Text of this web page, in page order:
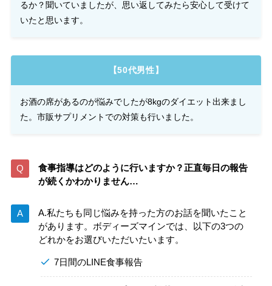
るか？聞いていましたが、思い返してみたら安心して受けて
いたと思います。
【50代男性】
お酒の席があるのが悩みでしたが8kgのダイエット出来まし
た。市販サプリメントでの対策も行いました。
食事指導はどのように行いますか？正直毎日の報告
が続くかわかりません…
A.私たちも同じ悩みを持った方のお話を聞いたこと
があります。ボディーズマインでは、以下の3つの
どれかをお選びいただいたいます。
7日間のLINE食事報告